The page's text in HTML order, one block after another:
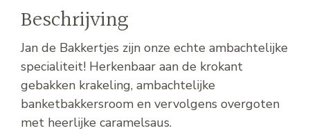
Beschrijving
Jan de Bakkertjes zijn onze echte ambachtelijke
specialiteit! Herkenbaar aan de krokant
gebakken krakeling, ambachtelijke
banketbakkersroom en vervolgens overgoten
met heerlijke caramelsaus.